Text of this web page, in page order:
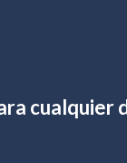
cualquier